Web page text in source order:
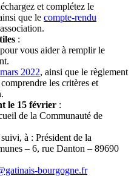
et complétez le
que le compte-rendu
:
vous aider à remplir le
2022, ainsi que le règlement
les critères et
le 15 février :
de la Communauté de
à : Président de la
– 6, rue Danton – 89690
bourgogne.fr